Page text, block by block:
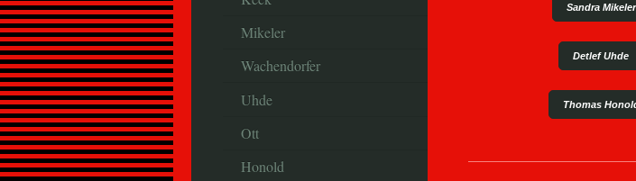
Sandra Mikeler
Detlef Uhde
Thomas
Mikeler
Wachendorfer
Uhde
Ott
Honold